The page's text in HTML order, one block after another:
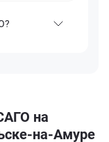
на
на-Амуре